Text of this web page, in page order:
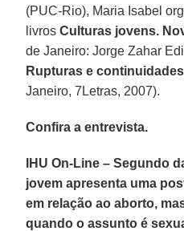
(PUC-Rio), Maria Isabel
livrosCulturas jovens.
de Janeiro: Jorge Zahar
Rupturas e
Janeiro, 7Letras, 2007).
Confira a entrevista.
IHU On-Line – Segundo
jovem apresenta uma
em relação ao aborto,
quando o assunto é